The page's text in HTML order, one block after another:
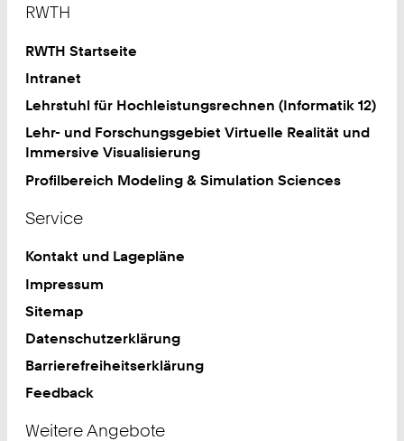
RWTH
RWTH Startseite
Intranet
Lehrstuhl für Hochleistungsrechnen (Informatik 12)
Lehr- und Forschungsgebiet Virtuelle Realität und
Immersive Visualisierung
Profilbereich Modeling & Simulation Sciences
Service
Kontakt und Lagepläne
Impressum
Sitemap
Datenschutzerklärung
Barrierefreiheitserklärung
Feedback
Weitere Angebote